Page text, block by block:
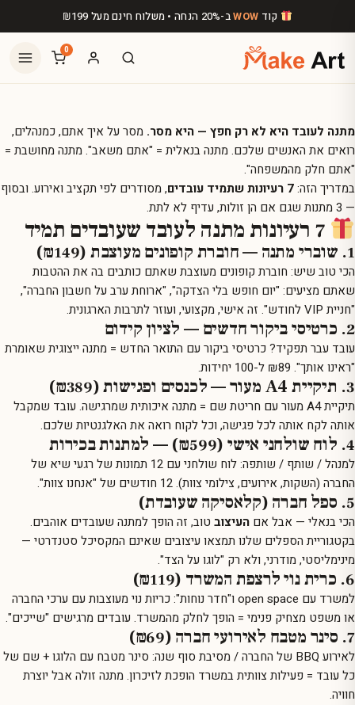
דלג לתוכן הראשי קוד WOWב-20% הנחה • משלוח חינם מעל ₪199
0
מתנה לעובד היא לא רק חפץ — היא מסר. מסר על איך אתם, כמנהלים,
רואים את האנשים שלכם. מתנה בנאלית = "אתם משאב". מתנה מחושבת =
"אתם חלק מהמשפחה".
במדריך הזה:7 רעיונות שתמיד עובדים
, מסודרים לפי תקציב ואירוע. ובסוף
— 3 מתנות שגם אם הן זולות, עדיף לא לתת.
1. שוברי מתנה — חוברת קופונים מעוצבת (₪149)
הכי טוב שיש: חוברת קופונים מעוצבת שאתם כותבים בה את ההטבות
שאתם מציעים: "יום חופש בלי הצדקה", "ארוחת ערב על חשבון החברה",
"חניית VIP לחודש". זה אישי, מקצועי, ועוזר לתרבות הארגונית.
2. כרטיסי ביקור חדשים — לציון קידום
עובד עבר תפקיד? כרטיסי ביקור עם התואר החדש = מתנה ייצוגית שאומרת
"ראינו אותך". ₪89 ל-100 יחידות.
3. תיקיית A4 מעור — לכנסים ופגישות (₪389)
תיקיית A4 מעור עם חריטת שם
= מתנה איכותית שמרגישה. עובד שמקבל
אותה לקח אותה לכל פגישה, וכל לקוח רואה את האלגנטיות שלכם.
4. לוח שולחני אישי (₪599) — למתנות בכירות
למנהל / שותף / שותפה:לוח שולחני עם 12 תמונות
של רגעי שיא של
החברה (השקות, אירועים, צילומי צוות). 12 חודשים של "אנחנו צוות".
5. ספל חברה (קלאסיקה שעובדת)
הכי בנאלי — אבל אם העיצוב טוב, זה הופך למתנה שעובדים אוהבים.
בקטגוריית הספלים שלנו תמצאו עיצובים שאינם המקסיכל סטנדרטי —
מינימליסטי, מודרני, ולא רק "לוגו על הצד".
6. כרית נוי לרצפת המשרד (₪119)
למשרד עם open space ו"חדר נוחות": כריות נוי מעוצבות עם ערכי החברה
או משפט מצחיק פנימי = הופך לחלק מהמשרד. עובדים מרגישים "שייכים".
7. סינר מטבח לאירועי חברה (₪69)
לאירוע BBQ של החברה / מסיבת סוף שנה: סינר מטבח עם הלוגו+ שם של
כל עובד = פעילות צוותית במשרד הופכת לזיכרון. מתנה זולה אבל יוצרת
חוויה.